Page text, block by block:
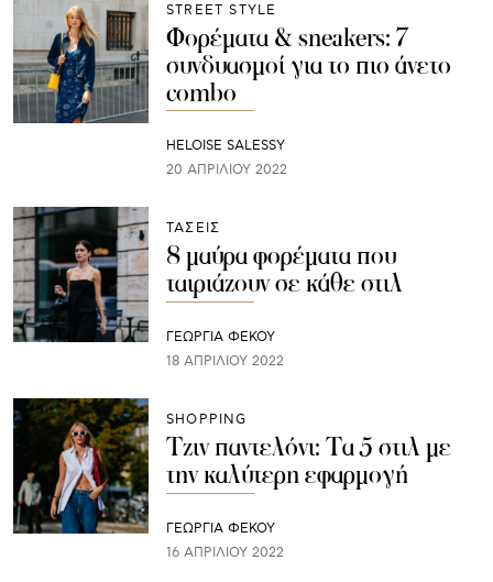
STREET STYLE
Φορέματα & sneakers: 7
συνδυασμοί για το πιο άνετο
combo
HELOISE SALESSY
20 ΑΠΡΙΛΊΟΥ 2022
ΤΑΣΕΙΣ
8 μαύρα φορέματα που
ταιριάζουν σε κάθε στιλ
ΓΕΩΡΓΙΑ ΦΕΚΟΥ
18 ΑΠΡΙΛΊΟΥ 2022
SHOPPING
Τζιν παντελόνι: Τα 5 στιλ με
την καλύτερη εφαρμογή
ΓΕΩΡΓΙΑ ΦΕΚΟΥ
16 ΑΠΡΙΛΊΟΥ 2022